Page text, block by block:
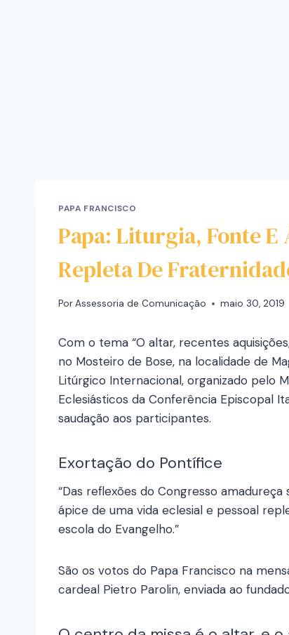
PAPA FRANCISCO
Papa: Liturgia, Fonte E
Repleta De
PorAssessoria de Comunicação maio 30, 2019
Com o tema “O altar, recentes
no Mosteiro de Bose, na localidade de
Litúrgico Internacional, organizado pelo
Eclesiásticos da Conferência Episcopal
saudação aos participantes.
Exortação do Pontífice
“Das reflexões do Congresso
ápice de uma vida eclesial e pessoal
escola do Evangelho.”
São os votos do Papa Francisco na
cardeal Pietro Parolin, enviada ao